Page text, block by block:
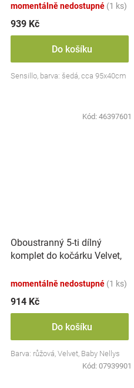
momentálně nedostupné (1 ks)
939 Kč
Do košíku
Sensillo, barva: šedá, cca 95x40cm
Kód: 46397601
Oboustranný 5-ti dílný
komplet do kočárku Velvet,
Koala, růžová
momentálně nedostupné (1 ks)
914 Kč
Do košíku
Barva: růžová, Velvet, Baby Nellys
Kód: 07939901